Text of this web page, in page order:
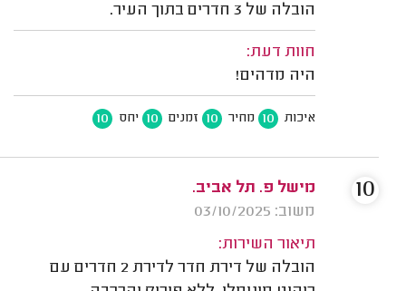
הובלה של 3 חדרים בתוך העיר.
חוות דעת:
היה מדהים!
איכות 10 מחיר 10 זמנים 10 יחס 10
מישל פ. תל אביב.
משוב: 03/10/2025
תיאור השירות:
הובלה של דירת חדר לדירת 2 חדרים עם
10